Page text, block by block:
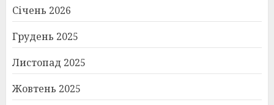
Січень 2026
Грудень 2025
Листопад 2025
Жовтень 2025